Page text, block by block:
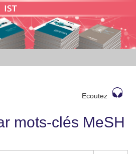
Ecoutez
mots-clés MeSH